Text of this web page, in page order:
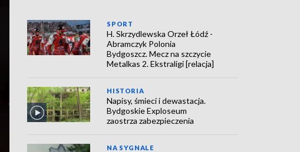
SPORT
H. Skrzydlewska Orzeł Łódź -
Abramczyk Polonia
Bydgoszcz. Mecz na szczycie
Metalkas 2. Ekstraligi [relacja]
HISTORIA
Napisy, śmieci i dewastacja.
Bydgoskie Exploseum
zaostrza zabezpieczenia
NA SYGNALE